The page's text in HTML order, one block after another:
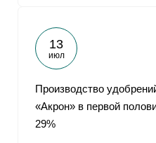
13
июл
Производство
«Акрон» в первой
29%